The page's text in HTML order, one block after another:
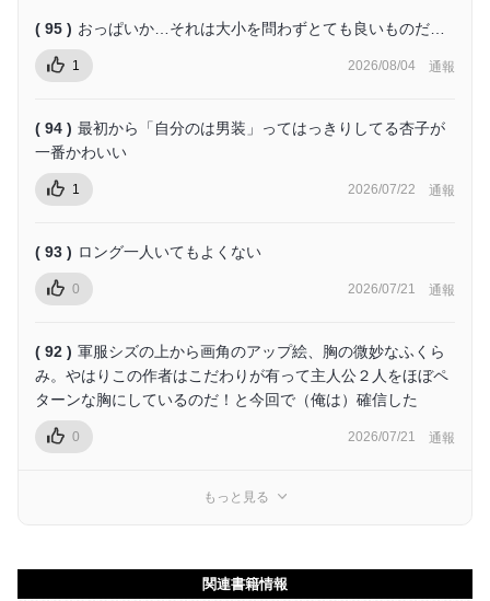
( 95 ) おっぱいか…それは大小を問わずとても良いものだ…
1 2026/08/04 通報
( 94 ) 最初から「自分のは男装」ってはっきりしてる杏子が
一番かわいい
1 2026/07/22 通報
( 93 ) ロング一人いてもよくない
0 2026/07/21 通報
( 92 ) 軍服シズの上から画角のアップ絵、胸の微妙なふくら
み。やはりこの作者はこだわりが有って主人公２人をほぼペ
ターンな胸にしているのだ！と今回で（俺は）確信した
0 2026/07/21 通報
もっと見る
関連書籍情報